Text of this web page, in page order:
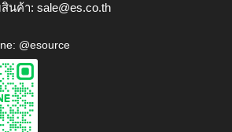
นค้า: sale@es.co.th
@esource